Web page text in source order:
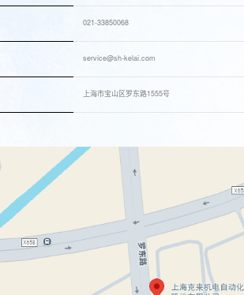
021-33850068
service@sh-kelai.com
上海市宝山区罗东路1555号